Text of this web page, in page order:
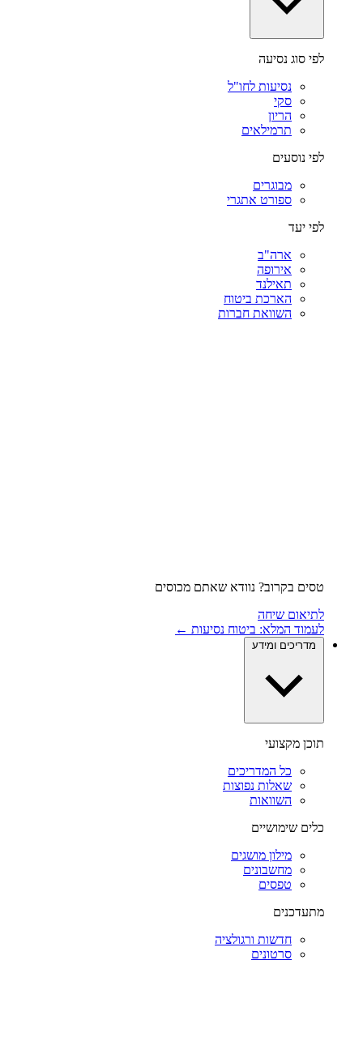
לפי סוג נסיעה
נסיעות לחו"ל
סקי
הריון
תרמילאים
לפי נוסעים
מבוגרים
ספורט אתגרי
לפי יעד
ארה"ב
אירופה
תאילנד
הארכת ביטוח
השוואת חברות
טסים בקרוב? נוודא שאתם מכוסים
לתיאום שיחה
לעמוד המלא: ביטוח נסיעות ←
מדריכים ומידע
תוכן מקצועי
כל המדריכים
שאלות נפוצות
השוואות
כלים שימושיים
מילון מושגים
מחשבונים
טפסים
מתעדכנים
חדשות ורגולציה
סרטונים